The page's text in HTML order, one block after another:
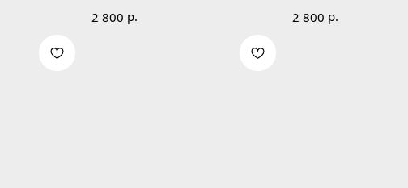
2 800 р. 2 800 р.